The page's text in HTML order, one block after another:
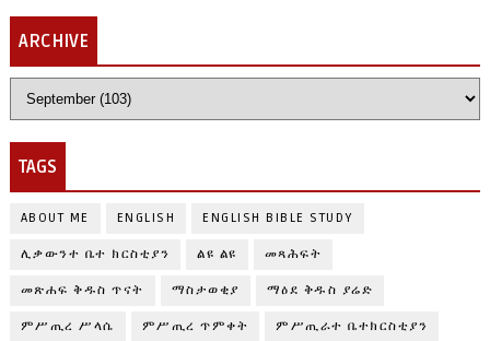
ARCHIVE
TAGS
ABOUT ME ENGLISH ENGLISH BIBLE STUDY
ሊቃውንተ ቤተ ክርስቲያን ልዩ ልዩ መጻሕፍት
መጽሐፍ ቅዱስ ጥናት ማስታወቂያ ማዕደ ቅዱስ ያሬድ
ምሥጢረ ሥላሴ ምሥጢረ ጥምቀት ምሥጢራተ ቤተክርስቲያን